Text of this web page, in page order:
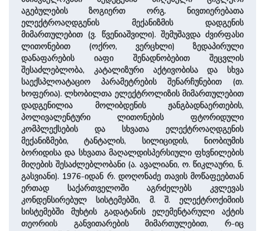
აგებულების ზოგიერთ ორგ. ნივთიერებათა
ელექტროაღდგენის მექანიზმის დადგენის
მიმართულებით (ვ. წვენიაშვილი). შემუშავდა ძვირფასი
ლითონებით (ოქრო, ვერცხლი) ზედაპირული
დანაფარების იაფი შენადნობებით შეცვლის
შესაძლებლობა, კატალიზური აქტივობისა და სხვა
საექსპლოატაციო პარამეტრების შენარჩუნებით (თ.
ხოფერია). ლხობილთა ელექტროლიზის მიმართულებით
დადგენილია მოლიბდენის ჟანგბადნაერთების,
პოლივალენტური ლითონების ფტორიდული
კომპლექსების და სხვათა ელექტროაღდგენის
მექანიზმები, ტანტალის, სილიციდის, ნიობიუმის
ბორიდისა და სხვათა მაღალდისპერსიული ფხვნილების
მიღების შესაძლებლობანი (ა. ავალიანი, ო. წიკლაური, ნ.
გასვიანი). 1976-იდან რ. დოღონაძე თავის მოწაფეებთან
ერთად საქართველოში აგრძელებს კვლევას
კონდენსირებულ სისტემებში, მ. შ. ელექტროქიმიის
სისტემებში მუხტის გადატანის ელემენტარული აქტის
თეორიის განვითარების მიმართულებით, რ-იც